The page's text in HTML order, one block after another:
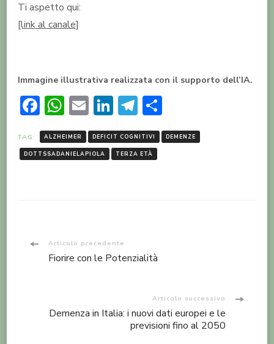
Ti aspetto qui:
[link al canale]
Immagine illustrativa realizzata con il supporto dell’IA.
Facebook
WhatsApp
EmailLinkedIn
Telegram
TAG: ALZHEIMER DEFICIT COGNITIVI DEMENZE
DOTTSSADANIELAPIOLA TERZA ETÀ
Navigazione
Articolo precedente
Fiorire con le Potenzialità
Articolo successivo
Demenza in Italia: i nuovi dati europei e le
previsioni fino al 2050